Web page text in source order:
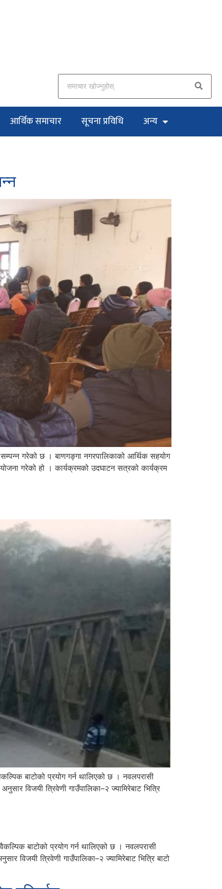
आर्थिक समाचार सूचना प्रविधि अन्य
गरेको छ । बाणगङ्गा नगरपालिकाको आर्थिक सहयोग
गरेको हो । कार्यक्रमको उदघाटन सत्रको कार्यक्रम
बाटोको प्रयोग गर्न थालिएको छ । नवलपरासी
विजयी त्रिवेणी गाउँपालिका–२ ज्यामिरेबाट भित्रि
बाटोको प्रयोग गर्न थालिएको छ । नवलपरासी
त्रिवेणी गाउँपालिका–२ ज्यामिरेबाट भित्रि बाटो